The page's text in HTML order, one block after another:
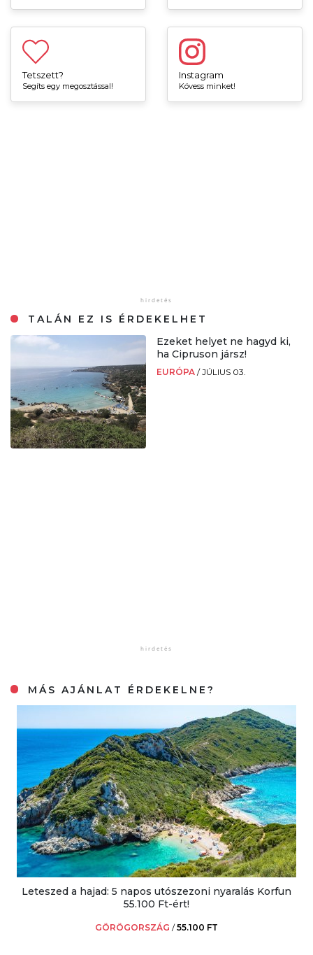
Tetszett?
Segíts egy megosztással!
Instagram
Kövess minket!
TALÁN EZ IS ÉRDEKELHET
Ezeket helyet ne hagyd ki,
ha Cipruson jársz!
EURÓPA /JÚLIUS 03.
MÁS AJÁNLAT ÉRDEKELNE?
Leteszed a hajad: 5 napos utószezoni nyaralás Korfun
55.100 Ft-ért!
GÖRÖGORSZÁG /55.100 FT